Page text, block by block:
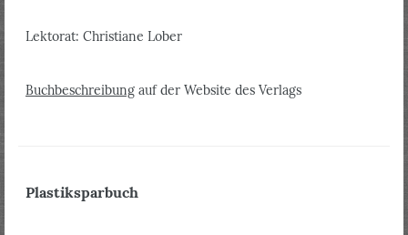
Lektorat: Christiane Lober
Buchbeschreibung auf der Website des Verlags
Plastiksparbuch